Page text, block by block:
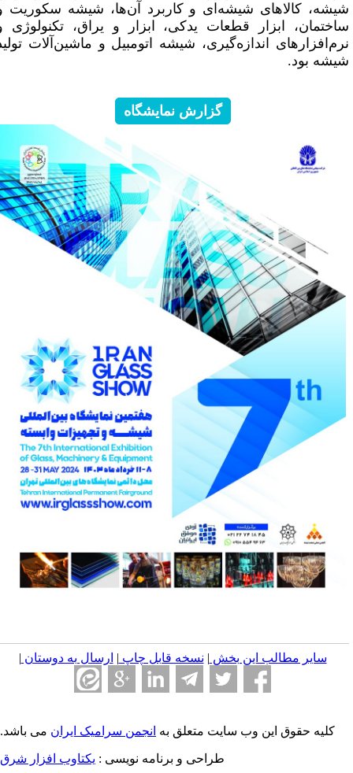
کالاهای شیشه‌ای و کاربرد آن‌ها، شیشه سکوریت و
ابزار قطعات یدکی، ابزار و یراق، تکنولوژی و
اندازه‌گیری، شیشه اتومبیل و ماشین‌آلات تولید
بود.
گزارش نمایشگاه
سایر مطالب این بخش | نسخه قابل چاپ| ارسال به دوستان|
کلیه حقوق این وب سایت متعلق بهانجمن سرامیک ایرانمی باشد.
طراحی و برنامه نویسی : یکتاوب افزار شرق